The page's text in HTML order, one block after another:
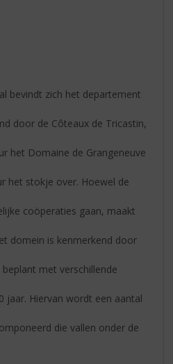
bevindt zich het departement
door de Côteaux de Tricastin,
het Domaine de Grangeneuve
het stokje over. Hoewel de
coöperaties gaan, maakt
domein is kenmerkend door
met verschillende
jaar. Hiervan wordt een aantal
die vallen onder de